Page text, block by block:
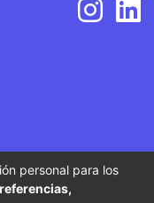
de Educación
personal para los